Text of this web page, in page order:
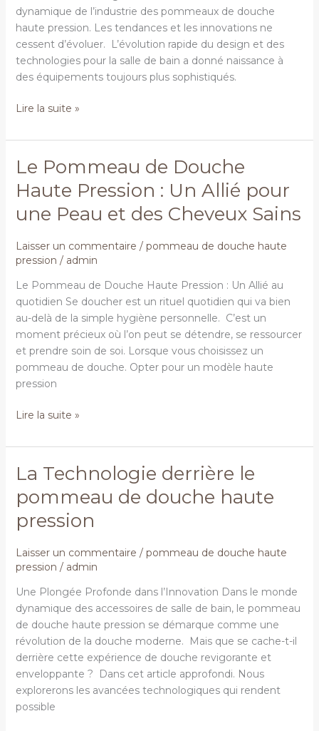
dynamique de l’industrie des pommeaux de douche
haute pression. Les tendances et les innovations ne
cessent d’évoluer. L’évolution rapide du design et des
technologies pour la salle de bain a donné naissance à
des équipements toujours plus sophistiqués.
Lire la suite »
Le Pommeau de Douche
Haute Pression : Un Allié pour
une Peau et des Cheveux Sains
Laisser un commentaire / pommeau de douche haute
pression / admin
Le Pommeau de Douche Haute Pression : Un Allié au
quotidien Se doucher est un rituel quotidien qui va bien
au-delà de la simple hygiène personnelle. C’est un
moment précieux où l’on peut se détendre, se ressourcer
et prendre soin de soi. Lorsque vous choisissez un
pommeau de douche. Opter pour un modèle haute
pression
Le
de
Douche
Pression
:
pour
des
Cheveux
Sains
Lire la suite »
La Technologie derrière le
pommeau de douche haute
pression
Laisser un commentaire / pommeau de douche haute
pression / admin
Une Plongée Profonde dans l’Innovation Dans le monde
dynamique des accessoires de salle de bain, le pommeau
de douche haute pression se démarque comme une
révolution de la douche moderne. Mais que se cache-t-il
derrière cette expérience de douche revigorante et
enveloppante ? Dans cet article approfondi. Nous
explorerons les avancées technologiques qui rendent
possible
La
derrière
le
pommeau
de
douche